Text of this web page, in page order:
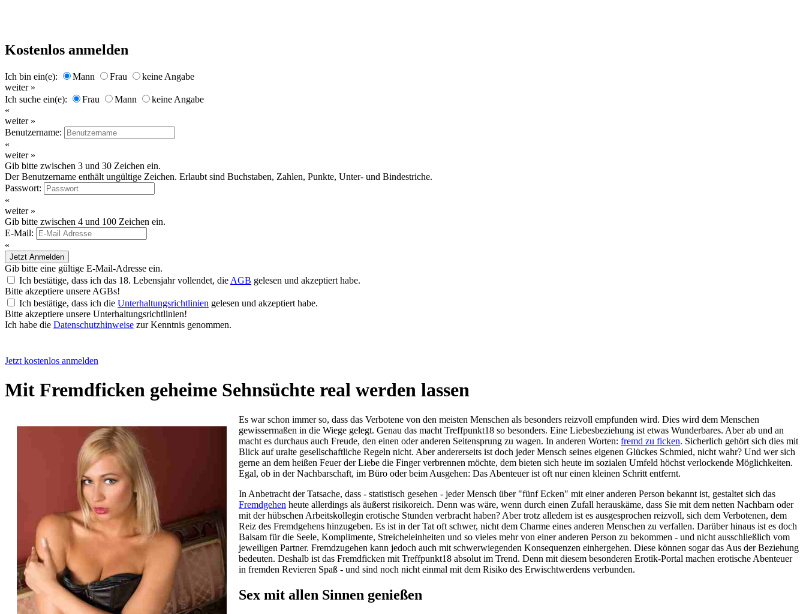
Kostenlos anmelden
Ich bin ein(e): Mann Frau
keine Angabe
weiter »
Ich suche ein(e):
Frau Mann
keine Angabe
«
weiter »
Benutzername:
«
weiter »
Gib bitte zwischen 3 und 30 Zeichen ein.
Der Benutzername enthält ungültige Zeichen. Erlaubt sind Buchstaben, Zahlen, Punkte, Unter- und Bindestriche.
Passwort:
«
weiter »
Gib bitte zwischen 4 und 100 Zeichen ein.
E-Mail:
«
Jetzt Anmelden
Gib bitte eine gültige E-Mail-Adresse ein.
Ich bestätige, dass ich das 18. Lebensjahr vollendet, die AGB gelesen und akzeptiert habe.
Bitte akzeptiere unsere AGBs!
Ich bestätige, dass ich die Unterhaltungsrichtlinien gelesen und akzeptiert habe.
Bitte akzeptiere unsere Unterhaltungsrichtlinien!
Ich habe die Datenschutzhinweise zur Kenntnis genommen.
Jetzt kostenlos anmelden
Mit Fremdficken geheime Sehnsüchte real werden lassen
Es war schon immer so, dass das Verbotene von den meisten Menschen als besonders reizvoll empfunden wird. Dies wird dem Menschen
gewissermaßen in die Wiege gelegt. Genau das macht Treffpunkt18 so besonders. Eine Liebesbeziehung ist etwas Wunderbares. Aber ab und an
macht es durchaus auch Freude, den einen oder anderen Seitensprung zu wagen. In anderen Worten: fremd zu ficken. Sicherlich gehört sich dies mit
Blick auf uralte gesellschaftliche Regeln nicht. Aber andererseits ist doch jeder Mensch seines eigenen Glückes Schmied, nicht wahr? Und wer sich
gerne an dem heißen Feuer der Liebe die Finger verbrennen möchte, dem bieten sich heute im sozialen Umfeld höchst verlockende Möglichkeiten.
Egal, ob in der Nachbarschaft, im Büro oder beim Ausgehen: Das Abenteuer ist oft nur einen kleinen Schritt entfernt.
In Anbetracht der Tatsache, dass - statistisch gesehen - jeder Mensch über "fünf Ecken" mit einer anderen Person bekannt ist, gestaltet sich das
Fremdgehen heute allerdings als äußerst risikoreich. Denn was wäre, wenn durch einen Zufall herauskäme, dass Sie mit dem netten Nachbarn oder
mit der hübschen Arbeitskollegin erotische Stunden verbracht haben? Aber trotz alledem ist es ausgesprochen reizvoll, sich dem Verbotenen, dem
Reiz des Fremdgehens hinzugeben. Es ist in der Tat oft schwer, nicht dem Charme eines anderen Menschen zu verfallen. Darüber hinaus ist es doch
Balsam für die Seele, Komplimente, Streicheleinheiten und so vieles mehr von einer anderen Person zu bekommen - und nicht ausschließlich vom
jeweiligen Partner. Fremdzugehen kann jedoch auch mit schwerwiegenden Konsequenzen einhergehen. Diese können sogar das Aus der Beziehung
bedeuten. Deshalb ist das Fremdficken mit Treffpunkt18 absolut im Trend. Denn mit diesem besonderen Erotik-Portal machen erotische Abenteuer
in fremden Revieren Spaß - und sind noch nicht einmal mit dem Risiko des Erwischtwerdens verbunden.
Sex mit allen Sinnen genießen